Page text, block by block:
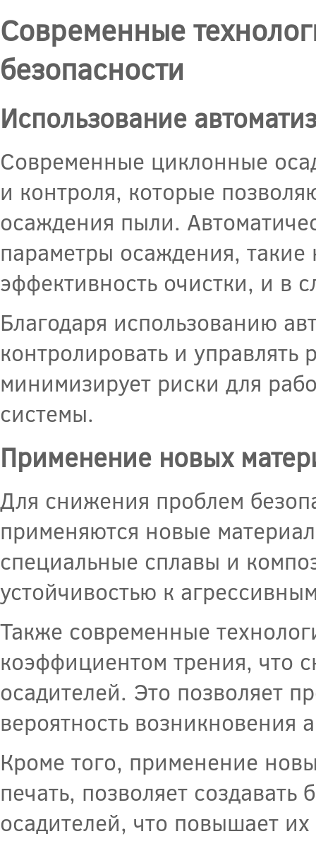
Современные
безопасности
Использование
Современные циклонные
и контроля, которые
осаждения пыли.
параметры осаждения, такие
эффективность очистки, и в
Благодаря использованию
контролировать и
минимизирует риски для
системы.
Применение новых
Для снижения проблем
применяются новые
специальные сплавы и
устойчивостью к
Также современные
коэффициентом трения, что
осадителей. Это позволяет
вероятность возникновения
Кроме того, применение
печать, позволяет
осадителей, что повышает